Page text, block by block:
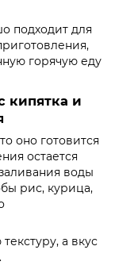
подходит для
горячую еду
кипятка и
оно готовится
остается
воды
рис, курица,
а вкус